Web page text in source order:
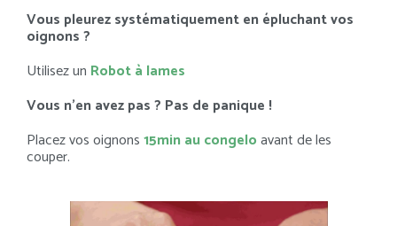
Vous pleurez systématiquement en épluchant vos
oignons ?
Utilisez un Robot à lames
Vous n’en avez pas ? Pas de panique !
Placez vos oignons15min au congeloavant de les
couper.